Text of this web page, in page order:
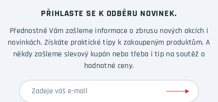
PŘIHLASTE SE K ODBĚRU NOVINEK.
Přednostně Vám zašleme informace o zbrusu nových akcích i
novinkách. Získáte praktické tipy k zakoupeným produktům. A
někdy zašleme slevový kupón nebo třeba i tip na soutěž o
hodnotné ceny.